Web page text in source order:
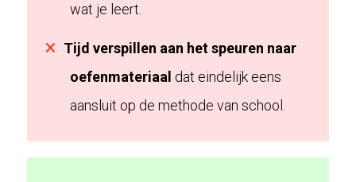
wat je leert.
Tijd verspillen aan het speuren naar
oefenmateriaal dat eindelijk eens
aansluit op de methode van school.